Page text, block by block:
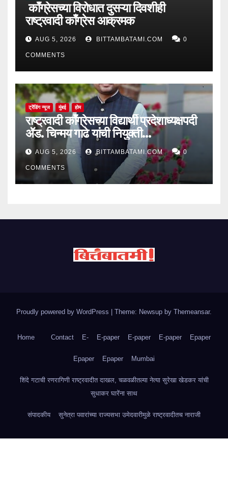
काँग्रेसच्या विरोधात दुसऱ्या दिवशीही
राष्ट्रवादी काँग्रेस आक्रमक
AUG 5, 2026 BITTAMBATAMI.COM 0
COMMENTS
ट्रेंडिंग न्यूज मुंबई होम
राष्ट्रवादी काँग्रेसच्या विद्यार्थी प्रदेशाध्यक्षपदी
ॲड. चिन्मय गाढे यांची नियुक्ती…
AUG 5, 2026 BITTAMBATAMI.COM 0
COMMENTS
Proudly powered by WordPress | Theme: Newsup by Themeansar.
Home Contact E- E-paper E-paper E-paper Epaper
Epaper Epaper Mumbai
शिंदे गटाची रणरागिणी राष्ट्रवादीत दाखल, चळवळीतल्या नेत्या सुरेखा खेडकर यांची
सुधाकर घारेंना साथ
संपादकीय सुनेत्रा पवारांच्या राज्यसभा उमेदवारीमुळे राष्ट्रवादीतच नाराजी